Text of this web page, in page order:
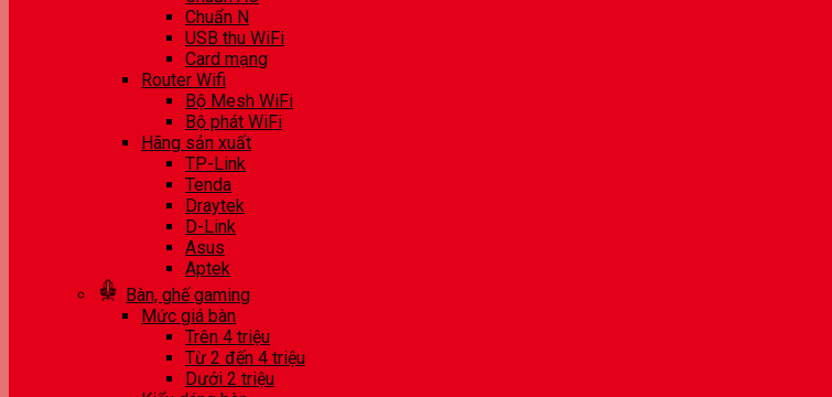
Chuẩn N
USB thu WiFi
Card mạng
Router Wifi
Bộ Mesh WiFi
Bộ phát WiFi
Hãng sản xuất
TP-Link
Tenda
Draytek
D-Link
Asus
Aptek
Bàn, ghế gaming
Mức giá bàn
Trên 4 triệu
Từ 2 đến 4 triệu
Dưới 2 triệu